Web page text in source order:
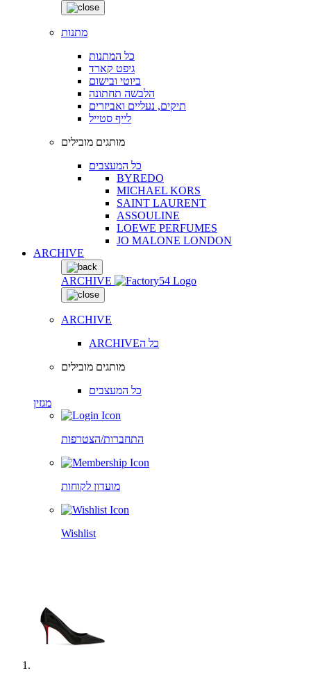
מתנות
כל המתנות
גיפט קארד
ביוטי ובישום
הלבשה תחתונה
תיקים, נעליים ואביזרים
לייף סטייל
מותגים מובילים
כל המעצבים
BYREDO
MICHAEL KORS
SAINT LAURENT
ASSOULINE
LOEWE PERFUMES
JO MALONE LONDON
ARCHIVE
ARCHIVE
ARCHIVE
ARCHIVEכל ה
מותגים מובילים
כל המעצבים
מגזין
התחברות/הצטרפות
מועדון לקוחות
Wishlist